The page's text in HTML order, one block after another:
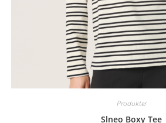
Produkter
Slneo Boxy Tee